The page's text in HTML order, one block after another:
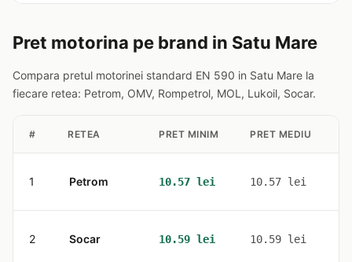
Pret motorina pe brand in Satu Mare
Compara pretul motorinei standard EN 590 in Satu Mare la
fiecare retea: Petrom, OMV, Rompetrol, MOL, Lukoil, Socar.
# RETEA PRET MINIM PRET MEDIU
1 Petrom 10.57 lei 10.57 lei
2 Socar 10.59 lei 10.59 lei